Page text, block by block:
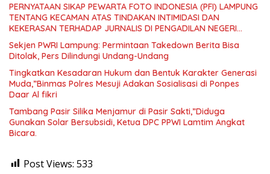
PERNYATAAN SIKAP PEWARTA FOTO INDONESIA (PFI) LAMPUNG
TENTANG KECAMAN ATAS TINDAKAN INTIMIDASI DAN
KEKERASAN TERHADAP JURNALIS DI PENGADILAN NEGERI
TANJUNG KARANG.
Sekjen PWRI Lampung: Permintaan Takedown Berita Bisa
Ditolak, Pers Dilindungi Undang-Undang
Tingkatkan Kesadaran Hukum dan Bentuk Karakter Generasi
Muda,”Binmas Polres Mesuji Adakan Sosialisasi di Ponpes
Daar Al fikri
Tambang Pasir Silika Menjamur di Pasir Sakti,”Diduga
Gunakan Solar Bersubsidi, Ketua DPC PPWI Lamtim Angkat
Bicara.
Post Views: 533